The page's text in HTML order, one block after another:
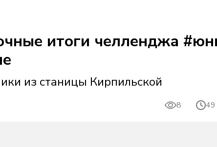
итоги челленджа
из станицы Кирпильской
8 49